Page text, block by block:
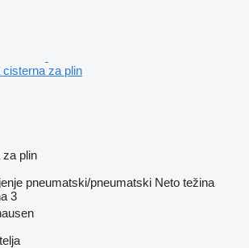
za plin
za plin
pneumatski/pneumatski Neto težina
3